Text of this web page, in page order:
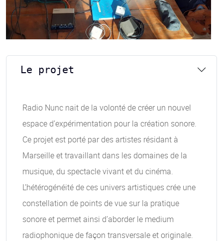
Le projet
Radio Nunc nait de la volonté de créer un nouvel
espace d’expérimentation pour la création sonore.
Ce projet est porté par des artistes résidant à
Marseille et travaillant dans les domaines de la
musique, du spectacle vivant et du cinéma.
L’hétérogénéité de ces univers artistiques crée une
constellation de points de vue sur la pratique
sonore et permet ainsi d’aborder le medium
radiophonique de façon transversale et originale.